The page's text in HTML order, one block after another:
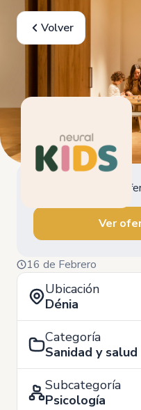
Volver
Ver
16 de Febrero
Ubicación
Dénia
Categoría
Sanidad y salud
Subcategoría
Psicología